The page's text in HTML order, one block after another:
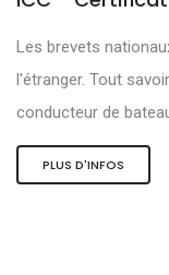
Les brevets
l'étranger. Tout
conducteur de
PLUS D'INFOS